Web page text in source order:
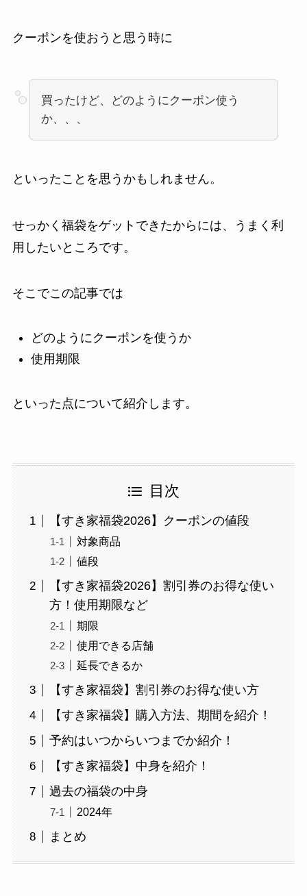
クーポンを使おうと思う時に
買ったけど、どのようにクーポン使う
か、、、
といったことを思うかもしれません。
せっかく福袋をゲットできたからには、うまく利
用したいところです。
そこでこの記事では
どのようにクーポンを使うか
使用期限
といった点について紹介します。
目次
【すき家福袋2026】クーポンの値段
対象商品
値段
【すき家福袋2026】割引券のお得な使い
方！使用期限など
期限
使用できる店舗
延長できるか
【すき家福袋】割引券のお得な使い方
【すき家福袋】購入方法、期間を紹介！
予約はいつからいつまでか紹介！
【すき家福袋】中身を紹介！
過去の福袋の中身
2024年
まとめ